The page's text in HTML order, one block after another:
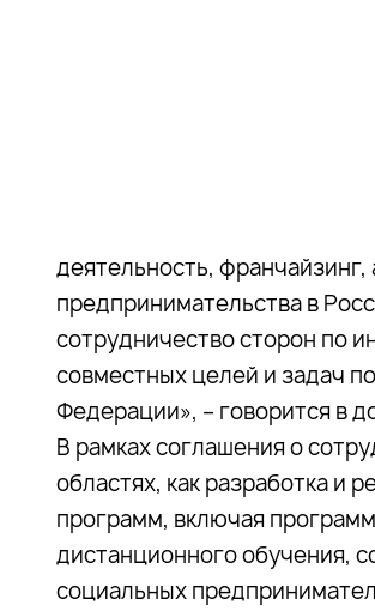
деятельность,
предпринимательства в
сотрудничество сторон по
совместных целей и задач
Федерации», – говорится в
В рамках соглашения о
областях, как разработка и
программ, включая
дистанционного обучения,
социальных